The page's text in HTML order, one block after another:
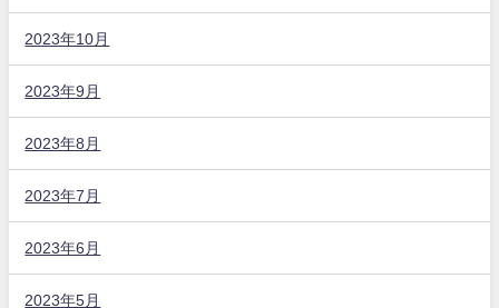
2023年10月
2023年9月
2023年8月
2023年7月
2023年6月
2023年5月